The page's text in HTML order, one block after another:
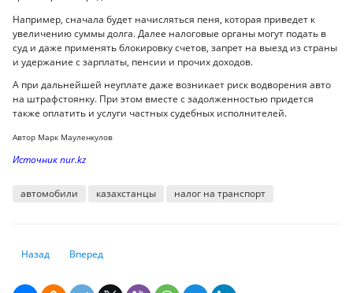
Например, сначала будет начисляться пеня, которая приведет к
увеличению суммы долга. Далее налоговые органы могут подать в
суд и даже применять блокировку счетов, запрет на выезд из страны
и удержание с зарплаты, пенсии и прочих доходов.
А при дальнейшей неуплате даже возникает риск водворения авто
на штрафстоянку. При этом вместе с задолженностью придется
также оплатить и услуги частных судебных исполнителей.
Автор Марк Мауленкулов
Источник nur.kz
автомобили казахстанцы налог на транспорт
Предыдущий: Что нужно знать о мобильных переводах в 2024 году
Назад Следующий: Финансовая грамотность населения
Вперед